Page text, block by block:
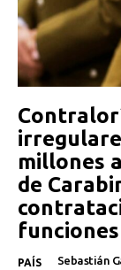
millones
de
funciones
PAÍS Sebastián